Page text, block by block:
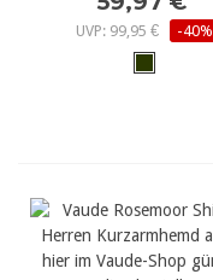
UVP: 99,95 € -40%